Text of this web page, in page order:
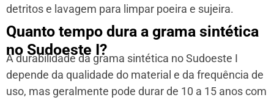
detritos e lavagem para limpar poeira e sujeira.
Quanto tempo dura a grama sintética
no Sudoeste I?
A durabilidade da grama sintética no Sudoeste I
depende da qualidade do material e da frequência de
uso, mas geralmente pode durar de 10 a 15 anos com